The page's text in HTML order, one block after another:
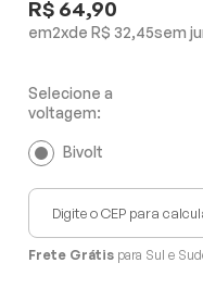
R$ 64,90
2x R$ 32,45
Selecione a
voltagem:
Bivolt
Frete Grátis para Sul e
Mixers
Coifas
Panelas Elétricas